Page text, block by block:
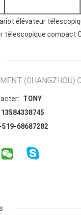
élévateur
télescopique compact
(CHANGZHOU)
TONY
519-68687282